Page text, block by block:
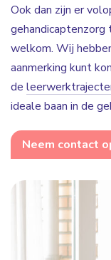
Ook dan zijn er
gehandicaptenzorg
welkom. Wij
aanmerking kunt
de
ideale baan in de
Neem contact